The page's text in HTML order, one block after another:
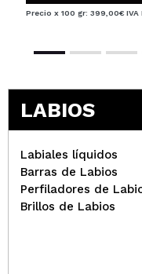
Precio x 100 gr: 399,00€ IVA
LABIOS
Labiales líquidos
Barras de Labios
Perfiladores de
Brillos de Labios